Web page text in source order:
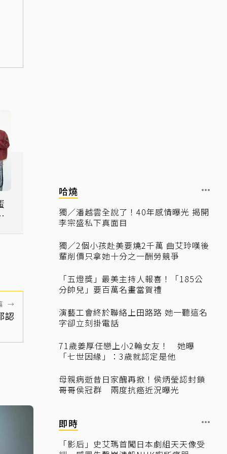
→
認
哈燒
獨／潘越雲全說了！40年感情曝光 揭開
李宗盛私下真面目
獨／2個小孩赴美要燒2千萬 曲艾玲嘆後
輩削價只拿她十分之一酬勞競爭
「五燈獎」最美主持人報喜！「185公
分帥兒」要百萬名畫當賀禮
演藝工會終於聯絡上田路路 她一聽這名
字卻立刻掛電話
71歲姜厚任戀上小2輪女友！ 她曝
「七世因緣」：3歲就認定是他
母親病逝昔日家醜再掀！侯炳瑩認封鎖
哥哥侯冠群 兩度抗癌近況曝光
即時
「影后」史艾瑪首闖日本劇組天天像受